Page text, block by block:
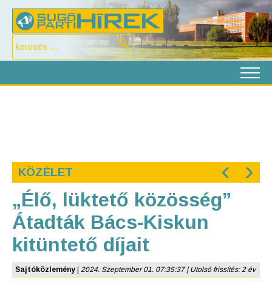
KÖZÉLET ‹ ›
„Élő, lüktető közösség”
Átadták Bács-Kiskun
kitüntető díjait
Sajtóközlemény 2024. Szeptember 01. 07:35:37 | Utolsó frissítés: 2 év